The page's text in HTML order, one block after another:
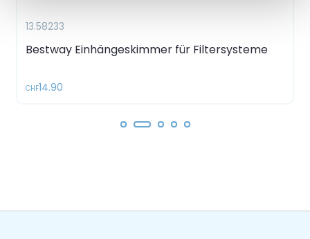
13.58233
Bestway Einhängeskimmer für Filtersysteme
CHF14.90